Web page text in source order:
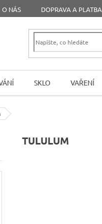
O NÁS DOPRAVA A PLATBA
SKLO VAŘENÍ
TULULUM